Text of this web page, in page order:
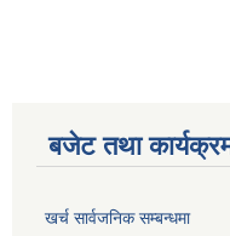
बजेट तथा
खर्च सार्वजनिक सम्बन्धमा